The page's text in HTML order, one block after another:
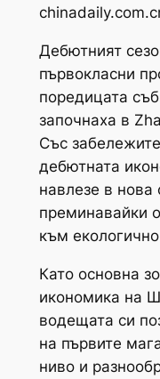
Дебютният
първокласни
поредицата
започнаха в
Със
дебютната
навлезе в нова
преминавайки
към
Като основна
икономика на
водещата си
на първите
ниво и